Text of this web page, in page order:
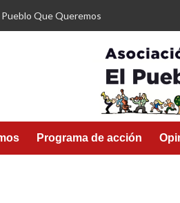
Que Queremos
Programa de acción